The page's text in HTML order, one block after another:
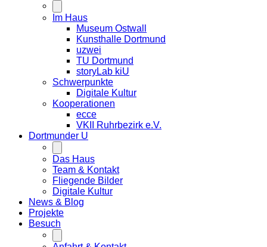
Im Haus
Museum Ostwall
Kunsthalle Dortmund
uzwei
TU Dortmund
storyLab kiU
Schwerpunkte
Digitale Kultur
Kooperationen
ecce
VKII Ruhrbezirk e.V.
Dortmunder U
Das Haus
Team & Kontakt
Fliegende Bilder
Digitale Kultur
News & Blog
Projekte
Besuch